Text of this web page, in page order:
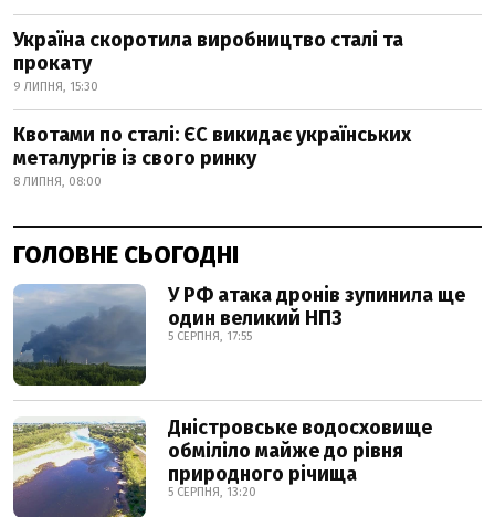
Україна скоротила виробництво сталі та
прокату
9 ЛИПНЯ, 15:30
Квотами по сталі: ЄС викидає українських
металургів із свого ринку
8 ЛИПНЯ, 08:00
ГОЛОВНЕ СЬОГОДНІ
У РФ атака дронів зупинила ще
один великий НПЗ
5 СЕРПНЯ, 17:55
Дністровське водосховище
обміліло майже до рівня
природного річища
5 СЕРПНЯ, 13:20